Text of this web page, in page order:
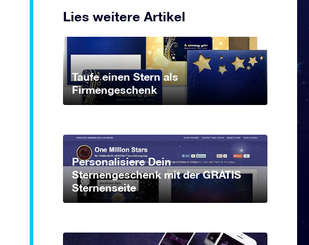
Lies weitere Artikel
Taufe einen Stern als
Firmengeschenk
Personalisiere Dein
Sternengeschenk mit der GRATIS
Sternenseite